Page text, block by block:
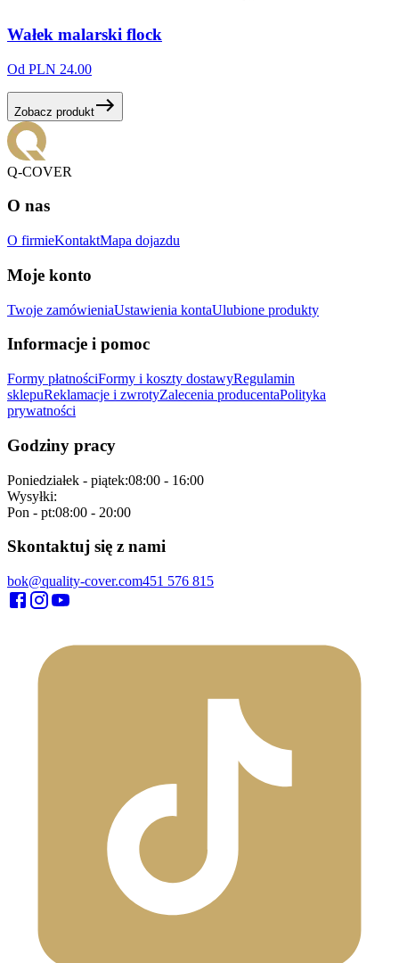
Wałek malarski flock
Od PLN 24.00
Zobacz produkt
Q-COVER
O nas
O firmieKontaktMapa dojazdu
Moje konto
Twoje zamówieniaUstawienia kontaUlubione produkty
Informacje i pomoc
Formy płatnościFormy i koszty dostawyRegulamin
sklepuReklamacje i zwrotyZalecenia producentaPolityka
prywatności
Godziny pracy
Poniedziałek - piątek:08:00 - 16:00
Wysyłki:
Pon - pt:08:00 - 20:00
Skontaktuj się z nami
bok@quality-cover.com451 576 815